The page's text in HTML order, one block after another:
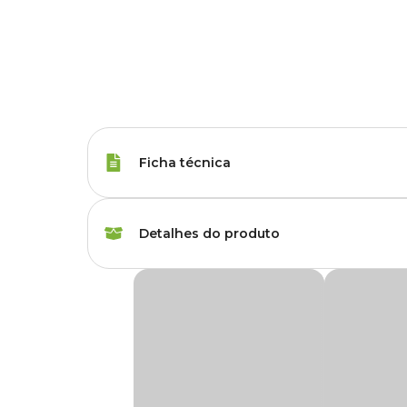
Ficha técnica
Gênero Unissex
Detalhes do produto